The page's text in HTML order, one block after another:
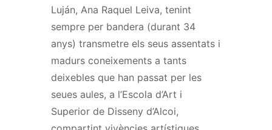
Luján, Ana Raquel Leiva, tenint
sempre per bandera (durant 34
anys) transmetre els seus assentats i
madurs coneixements a tants
deixebles que han passat per les
seues aules, a l’Escola d’Art i
Superior de Disseny d’Alcoi,